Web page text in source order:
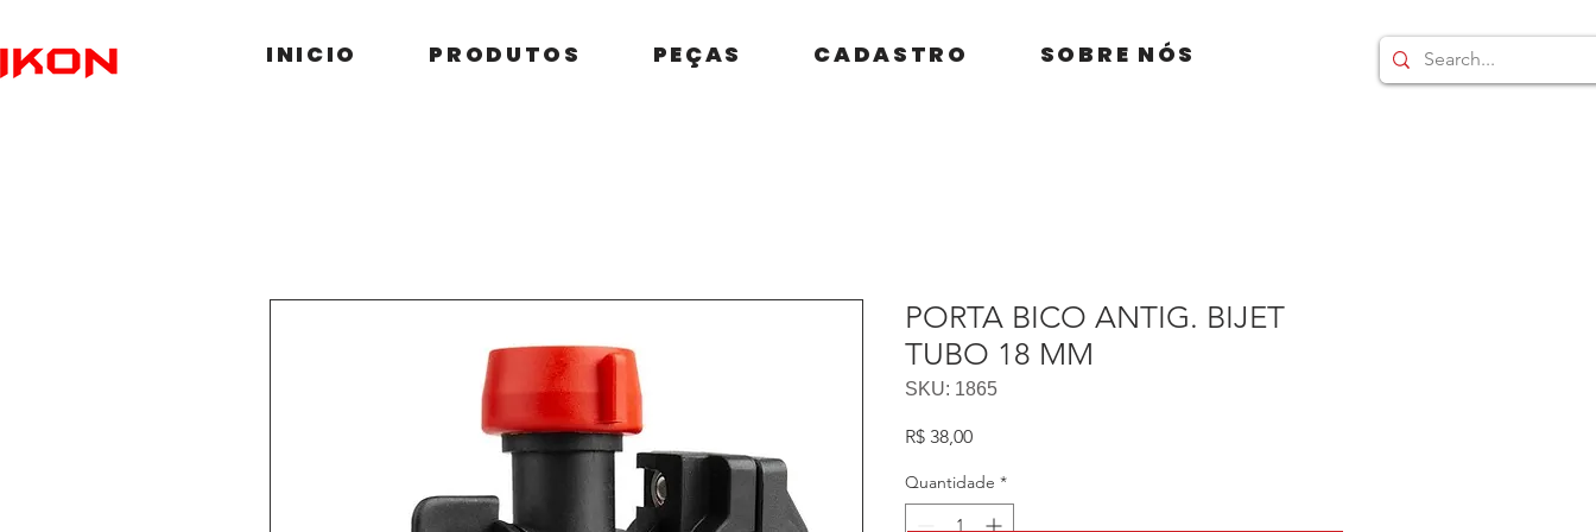
INICIO PRODUTOS PEÇAS CADASTRO SOBRE NÓS
PORTA BICO ANTIG. BIJET
TUBO 18 MM
SKU: 1865
R$ 38,00Preço
Quantidade *